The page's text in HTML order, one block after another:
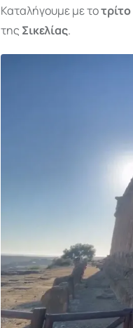
Καταλήγουμε με τοτρίτο
της Σικελίας.